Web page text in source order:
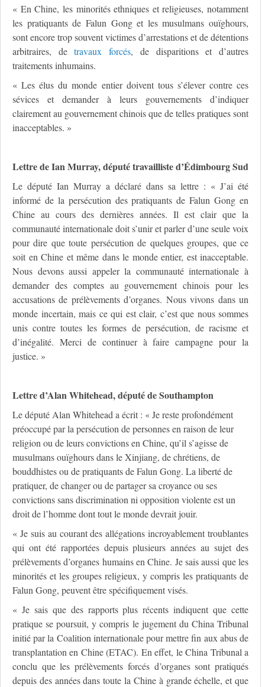
« En Chine, les minorités ethniques et religieuses, notamment
les pratiquants de Falun Gong et les musulmans ouïghours,
sont encore trop souvent victimes d’arrestations et de détentions
arbitraires, detravaux forcés, de disparitions et d’autres
traitements inhumains.
« Les élus du monde entier doivent tous s’élever contre ces
sévices et demander à leurs gouvernements d’indiquer
clairement au gouvernement chinois que de telles pratiques sont
inacceptables. »
Lettre de Ian Murray, député travailliste d’Édimbourg Sud
Le député Ian Murray a déclaré dans sa lettre : « J’ai été
informé de la persécution des pratiquants de Falun Gong en
Chine au cours des dernières années. Il est clair que la
communauté internationale doit s’unir et parler d’une seule voix
pour dire que toute persécution de quelques groupes, que ce
soit en Chine et même dans le monde entier, est inacceptable.
Nous devons aussi appeler la communauté internationale à
demander des comptes au gouvernement chinois pour les
accusations de prélèvements d’organes. Nous vivons dans un
monde incertain, mais ce qui est clair, c’est que nous sommes
unis contre toutes les formes de persécution, de racisme et
d’inégalité. Merci de continuer à faire campagne pour la
justice. »
Lettre d’Alan Whitehead, député de Southampton
Le député Alan Whitehead a écrit : « Je reste profondément
préoccupé par la persécution de personnes en raison de leur
religion ou de leurs convictions en Chine, qu’il s’agisse de
musulmans ouïghours dans le Xinjiang, de chrétiens, de
bouddhistes ou de pratiquants de Falun Gong. La liberté de
pratiquer, de changer ou de partager sa croyance ou ses
convictions sans discrimination ni opposition violente est un
droit de l’homme dont tout le monde devrait jouir.
« Je suis au courant des allégations incroyablement troublantes
qui ont été rapportées depuis plusieurs années au sujet des
prélèvements d’organes humains en Chine. Je sais aussi que les
minorités et les groupes religieux, y compris les pratiquants de
Falun Gong, peuvent être spécifiquement visés.
« Je sais que des rapports plus récents indiquent que cette
pratique se poursuit, y compris le jugement du China Tribunal
initié par la Coalition internationale pour mettre fin aux abus de
transplantation en Chine (ETAC). En effet, le China Tribunal a
conclu que les prélèvements forcés d’organes sont pratiqués
depuis des années dans toute la Chine à grande échelle, et que